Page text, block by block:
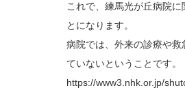
これで、練馬光が丘病院
とになります。
病院では、外来の診療や
ていないということです。
https://www3.nhk.or.jp/